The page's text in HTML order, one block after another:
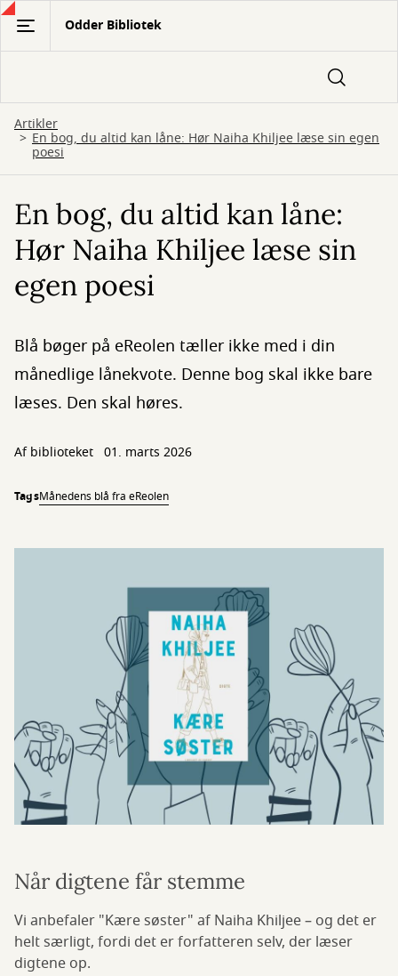
Gå
hovedindhold
Odder Bibliotek
Artikler
En bog, du altid kan låne: Hør Naiha Khiljee læse sin egen
poesi
En bog, du altid kan låne:
Hør Naiha Khiljee læse sin
egen poesi
Blå bøger på eReolen tæller ikke med i din
månedlige lånekvote. Denne bog skal ikke bare
læses. Den skal høres.
Af biblioteket 01. marts 2026
TagsMånedens blå fra eReolen
Når digtene får stemme
Vi anbefaler "Kære søster" af Naiha Khiljee – og det er
helt særligt, fordi det er forfatteren selv, der læser
digtene op.